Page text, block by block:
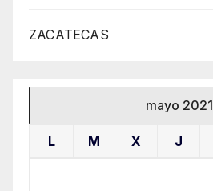
ZACATECAS
mayo 2021
L M X J